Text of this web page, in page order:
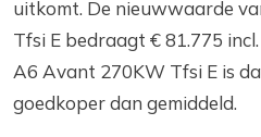
uitkomt. De nieuwwaarde
Tfsi E bedraagt € 81.775
A6 Avant 270KW Tfsi E is
goedkoper dan gemiddeld.